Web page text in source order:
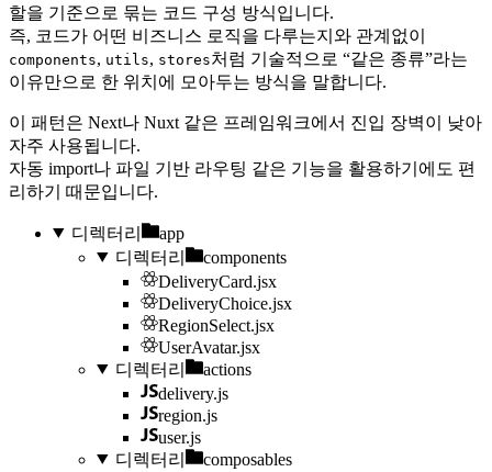
할을 기준으로 묶는 코드 구성 방식입니다.
즉, 코드가 어떤 비즈니스 로직을 다루는지와 관계없이
components, utils, stores처럼 기술적으로 “같은 종류”라는
이유만으로 한 위치에 모아두는 방식을 말합니다.
이 패턴은 Next나 Nuxt 같은 프레임워크에서 진입 장벽이 낮아
자주 사용됩니다.
자동 import나 파일 기반 라우팅 같은 기능을 활용하기에도 편
리하기 때문입니다.
디렉터리
app
디렉터리
components
DeliveryCard.jsx
DeliveryChoice.jsx
RegionSelect.jsx
UserAvatar.jsx
디렉터리
actions
delivery.js
region.js
user.js
디렉터리
composables